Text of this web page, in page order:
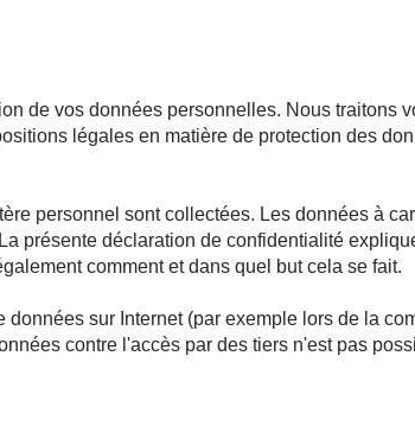
de vos données personnelles. Nous traitons
légales en matière de protection des
personnel sont collectées. Les données à
présente déclaration de confidentialité
comment et dans quel but cela se fait.
sur Internet (par exemple lors de la
contre l'accès par des tiers n'est pas